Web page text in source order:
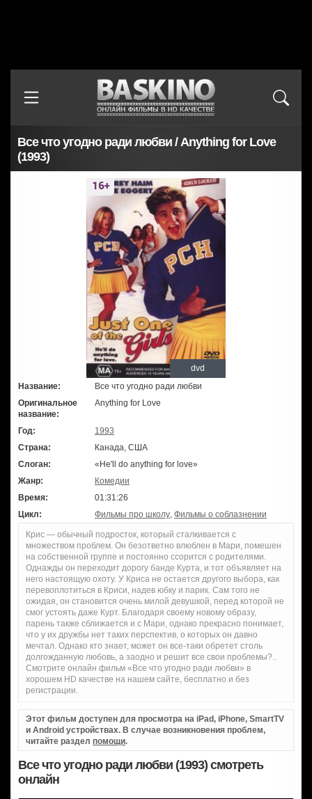
Все что угодно ради любви / Anything for Love
(1993)
dvd
Название:
Все что угодно ради любви
Оригинальное
название:
Anything for Love
Год:
1993
Страна:
Канада, США
Слоган:
«He'll do anything for love»
Жанр:
Комедии
Время:
01:31:26
Цикл:
Фильмы про школу, Фильмы о соблазнении
Крис — обычный подросток, который сталкивается с
множеством проблем. Он безответно влюблен в Мари, помешен
на собственной группе и постоянно ссорится с родителями.
Однажды он переходит дорогу банде Курта, и тот объявляет на
него настоящую охоту. У Криса не остается другого выбора, как
перевоплотиться в Криси, надев юбку и парик. Сам того не
ожидая, он становится очень милой девушкой, перед которой не
смог устоять даже Курт. Благодаря своему новому образу,
парень также сближается и с Мари, однако прекрасно понимает,
что у их дружбы нет таких перспектив, о которых он давно
мечтал. Однако кто знает, может он все-таки обретет столь
долгожданную любовь, а заодно и решит все свои проблемы?..
Смотрите онлайн фильм «Все что угодно ради любви» в
хорошем HD качестве на нашем сайте, бесплатно и без
регистрации.
Этот фильм доступен для просмотра на iPad, iPhone, SmartTV
и Android устройствах. В случае возникновения проблем,
читайте раздел помощи.
Все что угодно ради любви (1993) смотреть
онлайн